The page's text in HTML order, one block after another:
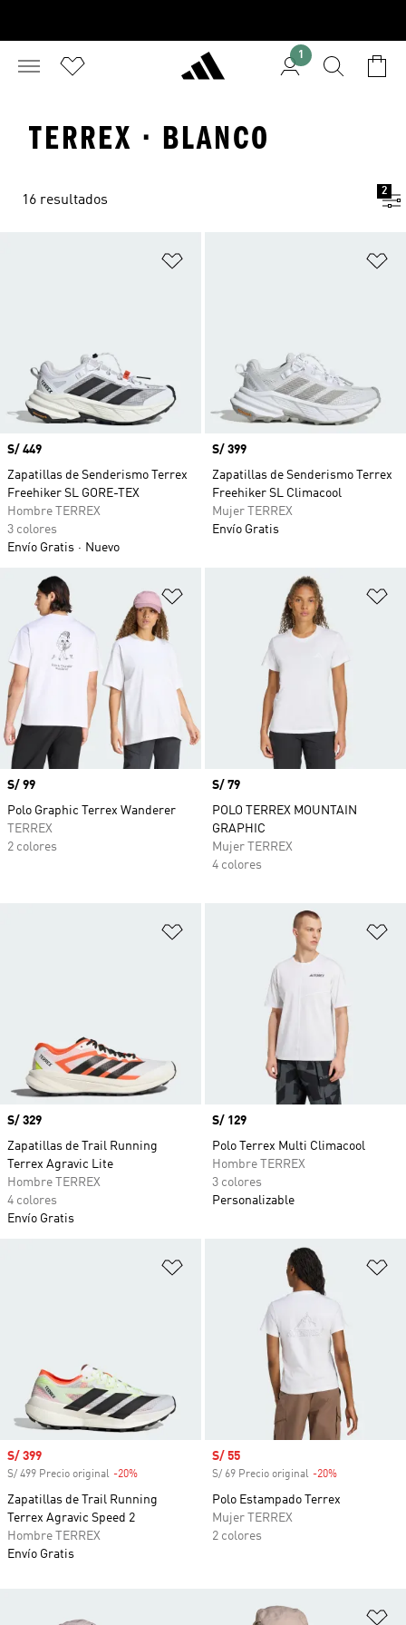
1
TERREX · BLANCO
16 resultados
2
Precio
S/ 449
Zapatillas de Senderismo Terrex
Freehiker SL GORE-TEX
Hombre TERREX
3 colores
Envío Gratis
Nuevo
Precio
S/ 399
Zapatillas de Senderismo Terrex
Freehiker SL Climacool
Mujer TERREX
Envío Gratis
Añadir a la lista de deseos
Precio
S/ 99
Polo Graphic Terrex Wanderer
TERREX
2 colores
Precio
S/ 79
POLO TERREX MOUNTAIN
GRAPHIC
Mujer TERREX
4 colores
Añadir a la lista de deseos
Precio
S/ 329
Zapatillas de Trail Running
Terrex Agravic Lite
Hombre TERREX
4 colores
Envío Gratis
Precio
S/ 129
Polo Terrex Multi Climacool
Hombre TERREX
3 colores
Personalizable
Añadir a la lista de deseos
Precio de venta
S/ 399
S/ 499 Precio original -20%
Zapatillas de Trail Running
Terrex Agravic Speed 2
Hombre TERREX
Envío Gratis
Precio de venta
S/ 55
S/ 69 Precio original -20%
Polo Estampado Terrex
Mujer TERREX
2 colores